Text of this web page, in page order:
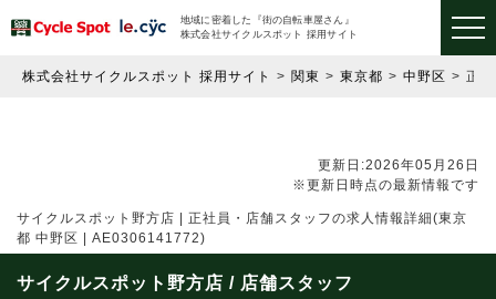
地域に密着した『街の自転車屋さん』
株式会社サイクルスポット 採用サイト
株式会社サイクルスポット 採用サイト 関東 東京都 中野区 正
更新日:2026年05月26日
※更新日時点の最新情報です
サイクルスポット野方店 | 正社員・店舗スタッフの求人情報詳細(東京
都 中野区 | AE0306141772)
サイクルスポット野方店 / 店舗スタッフ